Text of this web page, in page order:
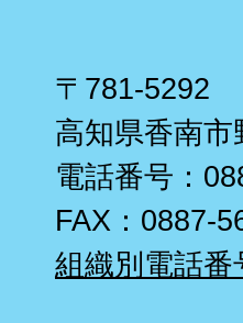
〒781-5292
高知県香南
電話番号：
FAX：0887-
組織別電話番